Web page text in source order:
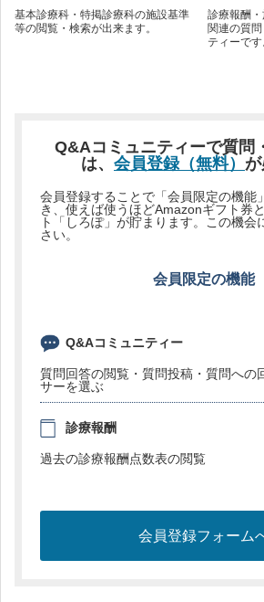
基本診療科・特掲診療科の施設基準
等の閲覧・検索が出来ます。
診療報酬
関連の質
ティーです
Q&Aコミュニティーで質問
は、 会員登録（無料）
会員登録することで「会員限定の機能
き、使えば使うほどAmazonギフト券
ト「しろぽ」が貯まります。この機会
さい。
会員限定の機能
Q&Aコミュニティー
質問回答の閲覧・質問投稿・質問への
サーを選ぶ
診療報酬
過去の診療報酬点数表の閲覧
会員登録フォーム